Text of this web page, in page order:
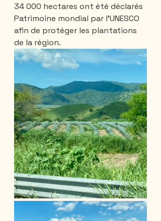
34 000 hectares ont été déclarés
Patrimoine mondial par l'UNESCO
afin de protéger les plantations
de la région.